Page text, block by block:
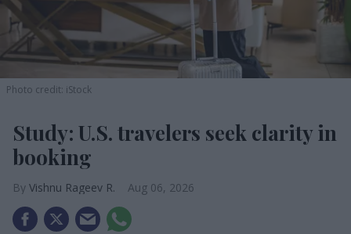
Photo credit: iStock
Study: U.S. travelers seek clarity in
booking
Vishnu Rageev R. Aug 06, 2026